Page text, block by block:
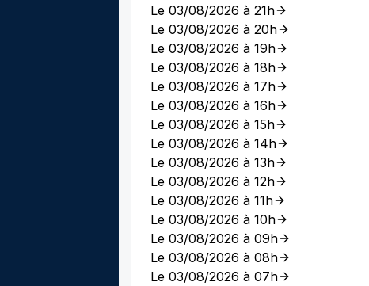
Le 03/08/2026 à 21h
Le 03/08/2026 à 20h
Le 03/08/2026 à 19h
Le 03/08/2026 à 18h
Le 03/08/2026 à 17h
Le 03/08/2026 à 16h
Le 03/08/2026 à 15h
Le 03/08/2026 à 14h
Le 03/08/2026 à 13h
Le 03/08/2026 à 12h
Le 03/08/2026 à 11h
Le 03/08/2026 à 10h
Le 03/08/2026 à 09h
Le 03/08/2026 à 08h
Le 03/08/2026 à 07h